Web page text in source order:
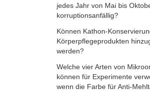
jedes Jahr von Mai bis
korruptionsanfällig?
Können Kathon-
Körperpflegeprodukten
werden?
Welche vier Arten von
können für Experimente
wenn die Farbe für Anti-